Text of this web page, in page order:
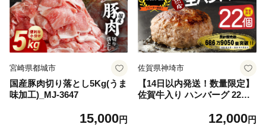
宮崎県都城市
国産豚肉切り落とし5Kg(うま
味加工)_MJ-3647
15,000円
佐賀県神埼市
【14日以内発送！数量限定】
佐賀牛入り ハンバーグ 22個
毛和牛 ブランド牛 九州 ハン
12,000円